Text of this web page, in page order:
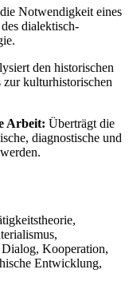
Notwendigkeit eines
dialektisch-
den historischen
zur kulturhistorischen
Arbeit: Überträgt die
diagnostische und
Kooperation,
Entwicklung,